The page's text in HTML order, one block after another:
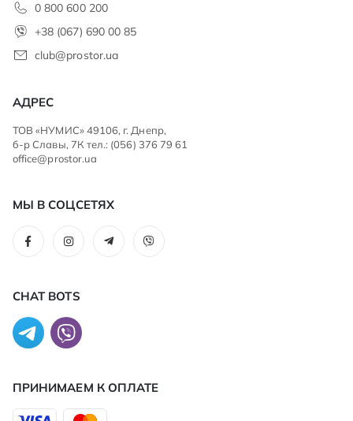
0 800 600 200
+38 (067) 690 00 85
club@prostor.ua
АДРЕС
ТОВ «НУМИС» 49106, г. Днепр,
б-р Славы, 7К тел.: (056) 376 79 61
office@prostor.ua
МЫ В СОЦСЕТЯХ
CHAT BOTS
ПРИНИМАЕМ К ОПЛАТЕ